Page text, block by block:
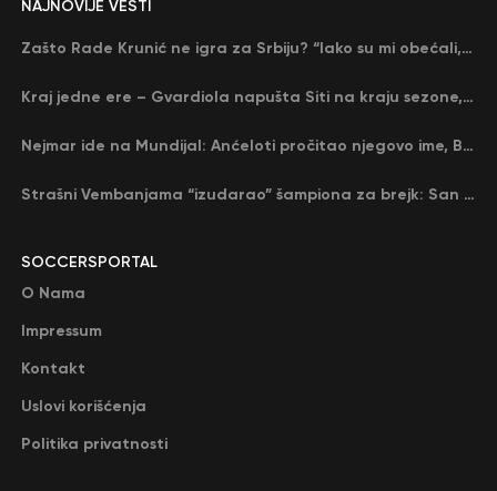
SOCCERSPORTAL
O Nama
Impressum
Kontakt
Uslovi korišćenja
Politika privatnosti
NAJNOVIJE VESTI
Zašto Rade Krunić ne igra za Srbiju? “Iako su mi obećali, niko me nije zvao…”
Kraj jedne ere – Gvardiola napušta Siti na kraju sezone, menja ga njegov nekadašnji rival
Nejmar ide na Mundijal: Anćeloti pročitao njegovo ime, Brazil u delirijumu (VIDEO)
Strašni Vembanjama “izudarao” šampiona za brejk: San Antonio poveo protiv Oklahome